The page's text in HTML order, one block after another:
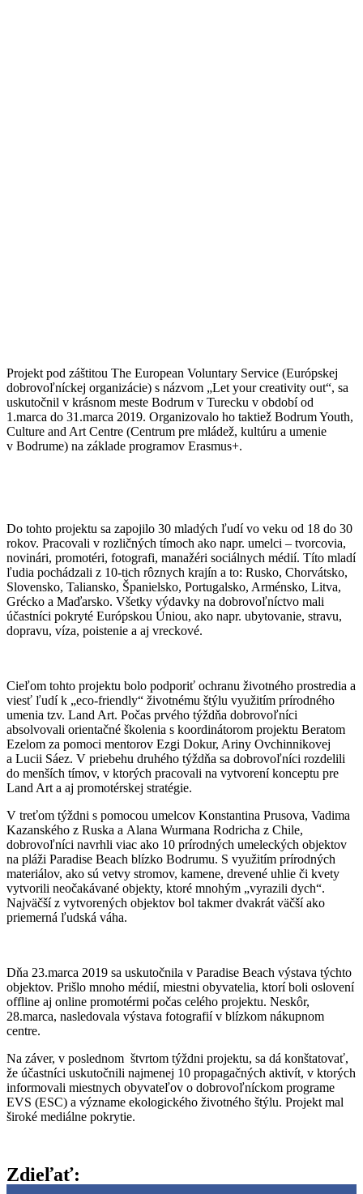
Projekt pod záštitou The European Voluntary Service (Európskej
dobrovoľníckej organizácie) s názvom „Let your creativity out“, sa
uskutočnil v krásnom meste Bodrum v Turecku v období od
1.marca do 31.marca 2019. Organizovalo ho taktiež Bodrum Youth,
Culture and Art Centre (Centrum pre mládež, kultúru a umenie
v Bodrume) na základe programov Erasmus+.
Do tohto projektu sa zapojilo 30 mladých ľudí vo veku od 18 do 30
rokov. Pracovali v rozličných tímoch ako napr. umelci – tvorcovia,
novinári, promotéri, fotografi, manažéri sociálnych médií. Títo mladí
ľudia pochádzali z 10-tich rôznych krajín a to: Rusko, Chorvátsko,
Slovensko, Taliansko, Španielsko, Portugalsko, Arménsko, Litva,
Grécko a Maďarsko. Všetky výdavky na dobrovoľníctvo mali
účastníci pokryté Európskou Úniou, ako napr. ubytovanie, stravu,
dopravu, víza, poistenie a aj vreckové.
Cieľom tohto projektu bolo podporiť ochranu životného prostredia a
viesť ľudí k „eco-friendly“ životnému štýlu využitím prírodného
umenia tzv. Land Art. Počas prvého týždňa dobrovoľníci
absolvovali orientačné školenia s koordinátorom projektu Beratom
Ezelom za pomoci mentorov Ezgi Dokur, Ariny Ovchinnikovej
a Lucii Sáez. V priebehu druhého týždňa sa dobrovoľníci rozdelili
do menších tímov, v ktorých pracovali na vytvorení konceptu pre
Land Art a aj promotérskej stratégie.
V treťom týždni s pomocou umelcov Konstantina Prusova, Vadima
Kazanského z Ruska a Alana Wurmana Rodricha z Chile,
dobrovoľníci navrhli viac ako 10 prírodných umeleckých objektov
na pláži Paradise Beach blízko Bodrumu. S využitím prírodných
materiálov, ako sú vetvy stromov, kamene, drevené uhlie či kvety
vytvorili neočakávané objekty, ktoré mnohým „vyrazili dych“.
Najväčší z vytvorených objektov bol takmer dvakrát väčší ako
priemerná ľudská váha.
Dňa 23.marca 2019 sa uskutočnila v Paradise Beach výstava týchto
objektov. Prišlo mnoho médií, miestni obyvatelia, ktorí boli oslovení
offline aj online promotérmi počas celého projektu. Neskôr,
28.marca, nasledovala výstava fotografií v blízkom nákupnom
centre.
Na záver, v poslednom štvrtom týždni projektu, sa dá konštatovať,
že účastníci uskutočnili najmenej 10 propagačných aktivít, v ktorých
informovali miestnych obyvateľov o dobrovoľníckom programe
EVS (ESC) a význame ekologického životného štýlu. Projekt mal
široké mediálne pokrytie.
Zdieľať: